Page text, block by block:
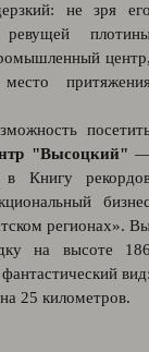
не зря
ревущей
"Высоцкий"
в Книгу
регионах».
на высоте
25 километров.